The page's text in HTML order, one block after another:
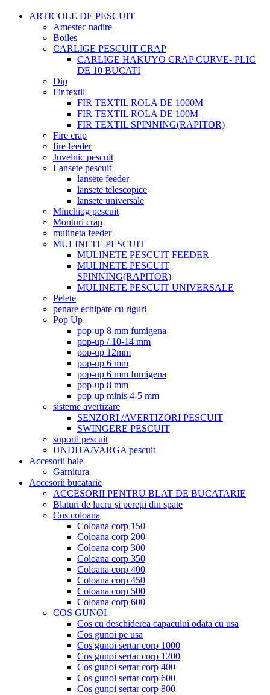
ARTICOLE DE PESCUIT
Amestec nadire
Boiles
CARLIGE PESCUIT CRAP
CARLIGE HAKUYO CRAP CURVE- PLIC
DE 10 BUCATI
Dip
Fir textil
FIR TEXTIL ROLA DE 1000M
FIR TEXTIL ROLA DE 100M
FIR TEXTIL SPINNING(RAPITOR)
Fire crap
fire feeder
Juvelnic pescuit
Lansete pescuit
lansete feeder
lansete telescopice
lansete universale
Minchiog pescuit
Monturi crap
mulineta feeder
MULINETE PESCUIT
MULINETE PESCUIT FEEDER
MULINETE PESCUIT
SPINNING(RAPITOR)
MULINETE PESCUIT UNIVERSALE
Pelete
penare echipate cu riguri
Pop Up
pop-up 8 mm fumigena
pop-up / 10-14 mm
pop-up 12mm
pop-up 6 mm
pop-up 6 mm fumigena
pop-up 8 mm
pop-up minis 4-5 mm
sisteme avertizare
SENZORI /AVERTIZORI PESCUIT
SWINGERE PESCUIT
suporti pescuit
UNDITA/VARGA pescuit
Accesorii baie
Garnitura
Accesorii bucatarie
ACCESORII PENTRU BLAT DE BUCATARIE
Blaturi de lucru şi pereții din spate
Cos coloana
Coloana corp 150
Coloana corp 200
Coloana corp 300
Coloana corp 350
Coloana corp 400
Coloana corp 450
Coloana corp 500
Coloana corp 600
COS GUNOI
Cos cu deschiderea capacului odata cu usa
Cos gunoi pe usa
Cos gunoi sertar corp 1000
Cos gunoi sertar corp 1200
Cos gunoi sertar corp 400
Cos gunoi sertar corp 600
Cos gunoi sertar corp 800